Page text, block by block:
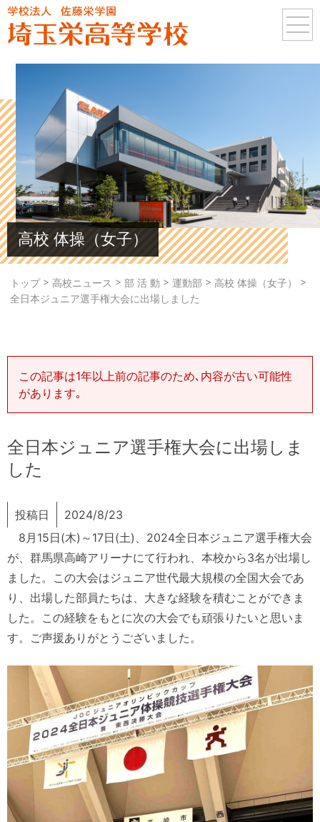
高校 体操（女子）
トップ> 高校ニュース > 部 活 動 > 運動部 > 高校 体操（女子）
>
全日本ジュニア選手権大会に出場しました
この記事は1年以上前の記事のため､内容が古い可能性
があります｡
全日本ジュニア選手権大会に出場しま
した
投稿日
2024/8/23
8月15日(木)～17日(土)、2024全日本ジュニア選手権大会
が、群馬県高崎アリーナにて行われ、本校から3名が出場し
ました。この大会はジュニア世代最大規模の全国大会であ
り、出場した部員たちは、大きな経験を積むことができま
した。この経験をもとに次の大会でも頑張りたいと思いま
す。ご声援ありがとうございました。